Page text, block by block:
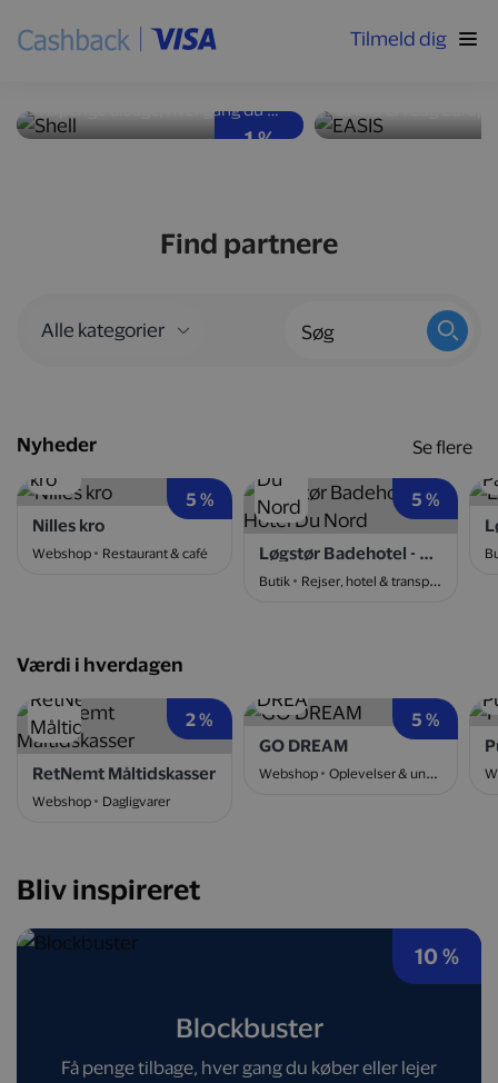
Tilmeld dig
1 %
Høj ydeevne og god
Få penge tilbage, hver gang du tanker bilen op hos Shell-stationer landet over.
Nyd velsmag
Find partnere
Nyheder
5 %
Nilles kro
Webshop Restaurant & café
5 %
Løgstør Badehotel - Hotel Du Nord
Butik Rejser, hotel & transport
Se flere
Værdi i hverdagen
2 %
RetNemt Måltidskasser
Webshop Dagligvarer
5 %
GO DREAM
Webshop Oplevelser & underholdning
Bliv inspireret
10 %
Blockbuster
Få penge tilbage, hver gang du køber eller lejer